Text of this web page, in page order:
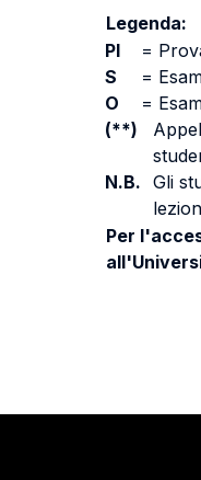
Legenda:
PI
=
S
=
O
=
(**)
N.B. Gli
Per